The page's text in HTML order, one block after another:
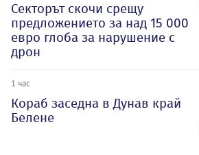
Секторът скочи срещу
предложението за над 15 000
евро глоба за нарушение с
дрон
1 час
Кораб заседна в Дунав край
Белене